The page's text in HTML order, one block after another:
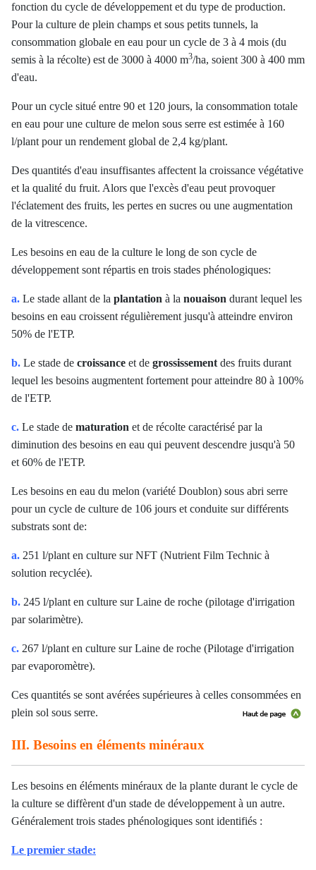
fonction du cycle de développement et du type de production.
Pour la culture de plein champs et sous petits tunnels, la
consommation globale en eau pour un cycle de 3 à 4 mois (du
semis à la récolte) est de 3000 à 4000 m3/ha, soient 300 à 400 mm
d'eau.
Pour un cycle situé entre 90 et 120 jours, la consommation totale
en eau pour une culture de melon sous serre est estimée à 160
l/plant pour un rendement global de 2,4 kg/plant.
Des quantités d'eau insuffisantes affectent la croissance végétative
et la qualité du fruit. Alors que l'excès d'eau peut provoquer
l'éclatement des fruits, les pertes en sucres ou une augmentation
de la vitrescence.
Les besoins en eau de la culture le long de son cycle de
développement sont répartis en trois stades phénologiques:
a. Le stade allant de la plantation à la nouaison durant lequel les
besoins en eau croissent régulièrement jusqu'à atteindre environ
50% de l'ETP.
b. Le stade de croissance et de grossissement des fruits durant
lequel les besoins augmentent fortement pour atteindre 80 à 100%
de l'ETP.
c. Le stade de maturation et de récolte caractérisé par la
diminution des besoins en eau qui peuvent descendre jusqu'à 50
et 60% de l'ETP.
Les besoins en eau du melon (variété Doublon) sous abri serre
pour un cycle de culture de 106 jours et conduite sur différents
substrats sont de:
a. 251 l/plant en culture sur NFT (Nutrient Film Technic à
solution recyclée).
b. 245 l/plant en culture sur Laine de roche (pilotage d'irrigation
par solarimètre).
c. 267 l/plant en culture sur Laine de roche (Pilotage d'irrigation
par evaporomètre).
Ces quantités se sont avérées supérieures à celles consommées en
plein sol sous serre.
III. Besoins en éléments minéraux
Les besoins en éléments minéraux de la plante durant le cycle de
la culture se diffèrent d'un stade de développement à un autre.
Généralement trois stades phénologiques sont identifiés :
Le premier stade: